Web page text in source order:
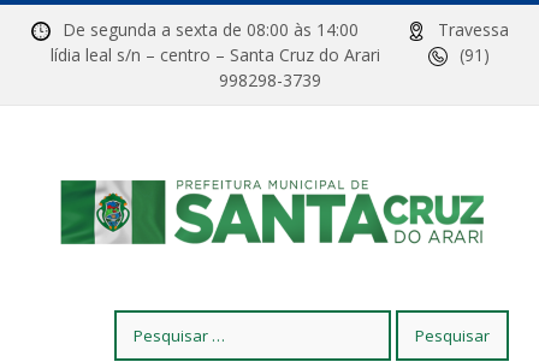
De segunda a sexta de 08:00 às 14:00
Travessa
lídia leal s/n – centro – Santa Cruz do Arari
(91)
998298-3739
por: